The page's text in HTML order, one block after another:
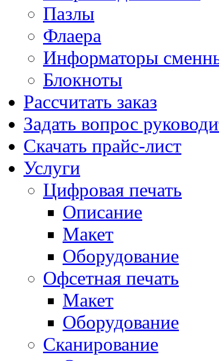
Пазлы
Флаера
Информаторы
Блокноты
Рассчитать заказ
Задать вопрос
Скачать прайс-лист
Услуги
Цифровая печать
Описание
Макет
Оборудование
Офсетная печать
Макет
Оборудование
Сканирование